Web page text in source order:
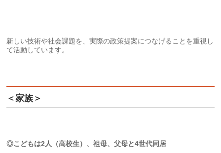
新しい技術や社会課題を、実際の政策提案につなげることを重視し
て活動しています。
＜家族＞
◎こどもは2人（高校生）、祖母、父母と4世代同居